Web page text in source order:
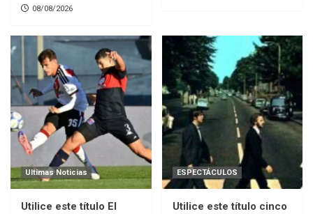
08/08/2026
Ultimas Noticias
Utilice este título El
ESPECTÁCULOS
Utilice este título cinco